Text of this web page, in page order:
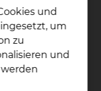
jährlich
und
um
zu
und
werden